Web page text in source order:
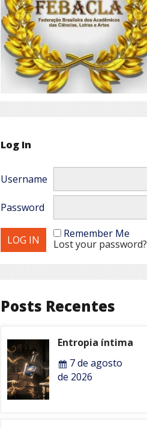
Log In
Username
Password
Remember Me
Lost your password?
Posts Recentes
Entropia íntima
7 de agosto
de 2026